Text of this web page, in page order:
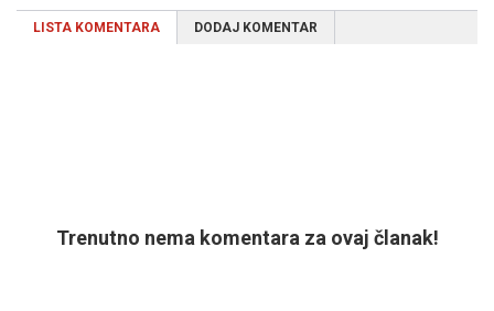
LISTA KOMENTARA DODAJ KOMENTAR
Trenutno nema komentara za ovaj članak!